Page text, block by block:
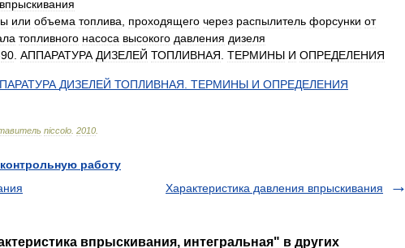
впрыскивания
или объема топлива проходящего через распылитель форсунки от
топливного насоса высокого давления дизеля
90 АППАРАТУРА ДИЗЕЛЕЙ ТОПЛИВНАЯ ТЕРМИНЫ И ОПРЕДЕЛЕНИЯ
ДИЗЕЛЕЙ ТОПЛИВНАЯ ТЕРМИНЫ И ОПРЕДЕЛЕНИЯ
niccolo 2010
работу
Характеристика давления впрыскивания
впрыскивания, интегральная" в других